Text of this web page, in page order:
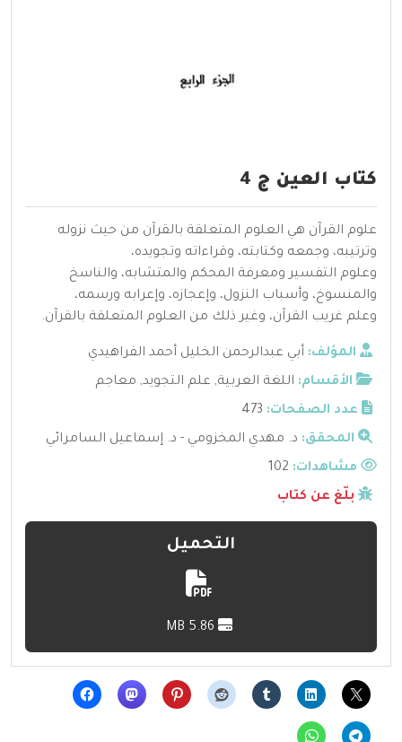
كتاب العين ج 4
علوم القرآن هي العلوم المتعلقة بالقرآن من حيث نزوله
وترتيبه، وجمعه وكتابته، وقراءاته وتجويده،
وعلوم التفسير ومعرفة المحكم والمتشابه، والناسخ
والمنسوخ، وأسباب النزول، وإعجازه، وإعرابه ورسمه،
وعلم غريب القرآن، وغير ذلك من العلوم المتعلقة بالقرآن.
المؤلف: أبي عبدالرحمن الخليل أحمد الفراهيدي
الأقسام: اللغة العربية, علم التجويد, معاجم
عدد الصفحات: 473
المحقق: د. مهدي المخزومي - د. إسماعيل السامرائي
مشاهدات:
بلّغ عن كتاب
التحميل